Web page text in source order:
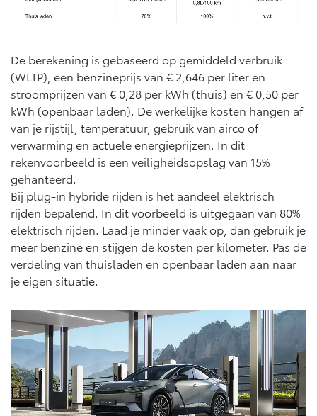
Vanaf € 56.570,-
Land Cruiser (excl. BTW)
De berekening is gebaseerd op gemiddeld verbruik
(WLTP), een benzineprijs van € 2,646 per liter en
stroomprijzen van € 0,28 per kWh (thuis) en € 0,50 per
kWh (openbaar laden). De werkelijke kosten hangen af
van je rijstijl, temperatuur, gebruik van airco of
verwarming en actuele energieprijzen. In dit
rekenvoorbeeld is een veiligheidsopslag van 15%
gehanteerd.
Bij plug-in hybride rijden is het aandeel elektrisch
rijden bepalend. In dit voorbeeld is uitgegaan van 80%
elektrisch rijden. Laad je minder vaak op, dan gebruik je
meer benzine en stijgen de kosten per kilometer. Pas de
verdeling van thuisladen en openbaar laden aan naar
je eigen situatie.